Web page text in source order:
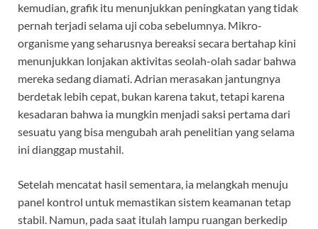
kemudian, grafik itu menunjukkan peningkatan yang tidak
pernah terjadi selama uji coba sebelumnya. Mikro-
organisme yang seharusnya bereaksi secara bertahap kini
menunjukkan lonjakan aktivitas seolah-olah sadar bahwa
mereka sedang diamati. Adrian merasakan jantungnya
berdetak lebih cepat, bukan karena takut, tetapi karena
kesadaran bahwa ia mungkin menjadi saksi pertama dari
sesuatu yang bisa mengubah arah penelitian yang selama
ini dianggap mustahil.
Setelah mencatat hasil sementara, ia melangkah menuju
panel kontrol untuk memastikan sistem keamanan tetap
stabil. Namun, pada saat itulah lampu ruangan berkedip